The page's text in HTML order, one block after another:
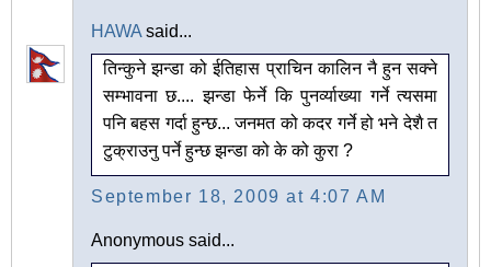
HAWA said...
तिन्कुने झन्डा को ईतिहास प्राचिन कालिन नै हुन सक्ने
सम्भावना छ.... झन्डा फेर्ने कि पुनर्व्याख्या गर्ने त्यसमा
पनि बहस गर्दा हुन्छ... जनमत को कदर गर्ने हो भने देशै त
टुक्राउनु पर्ने हुन्छ झन्डा को के को कुरा ?
September 18, 2009 at 4:07 AM
Anonymous said...